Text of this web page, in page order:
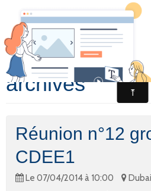
Cercle Dynamique Emploi
Accueil
Contacter le CDEE
Voir les
archivés
Réunion n°12
CDEE1
Le 07/04/2014à 10:00